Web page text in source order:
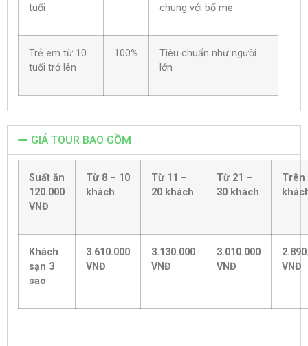
tuổi
chung với bố mẹ
Trẻ em từ 10
tuổi trở lên
100%
Tiêu chuẩn như người
lớn
GIÁ TOUR BAO GỒM
Suất ăn
120.000
VNĐ
Từ 8 – 10
khách
Từ 11 –
20 khách
Từ 21 –
30 khách
Trên
Khách
sạn 3
sao
3.610.000
VNĐ
3.130.000
VNĐ
3.010.000
VNĐ
VNĐ